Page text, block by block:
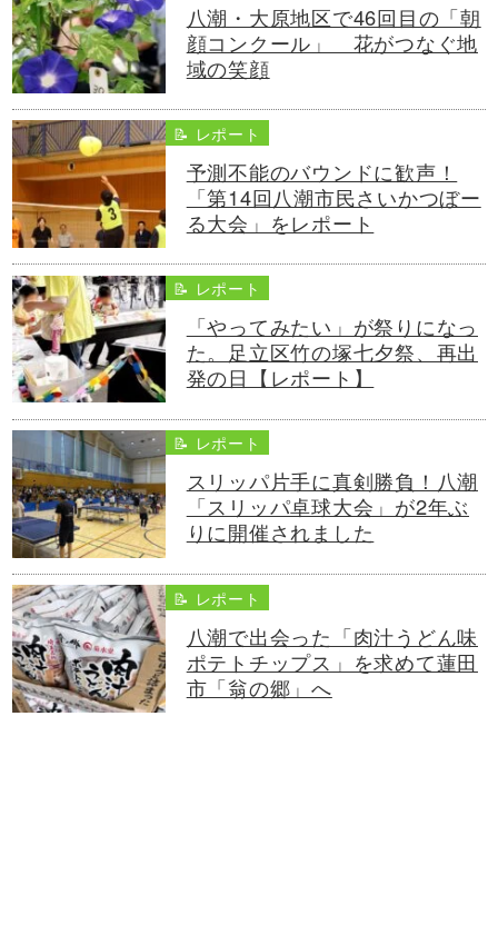
八潮・大原地区で46回目の「朝
顔コンクール」 花がつなぐ地
域の笑顔
📝 レポート
予測不能のバウンドに歓声！
「第14回八潮市民さいかつぼー
る大会」をレポート
📝 レポート
「やってみたい」が祭りになっ
た。足立区竹の塚七夕祭、再出
発の日【レポート】
📝 レポート
スリッパ片手に真剣勝負！八潮
「スリッパ卓球大会」が2年ぶ
りに開催されました
📝 レポート
八潮で出会った「肉汁うどん味
ポテトチップス」を求めて蓮田
市「翁の郷」へ